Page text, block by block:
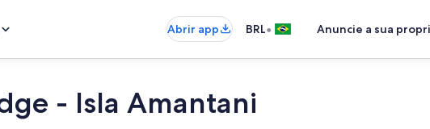
Abrir app BRL• Anuncie a sua
- Isla Amantani